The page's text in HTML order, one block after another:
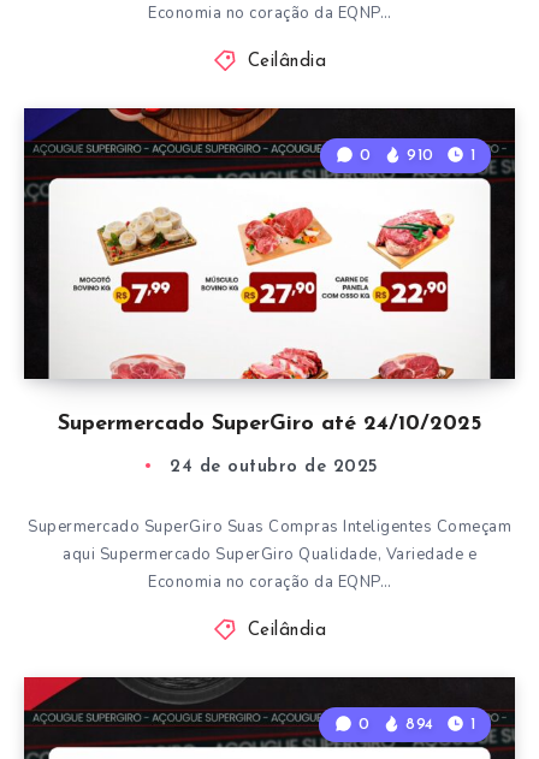
Economia no coração da EQNP…
Ceilândia
Supermercado SuperGiro até 24/10/2025
0 910 1
24 de outubro de 2025
Supermercado SuperGiro Suas Compras Inteligentes Começam
aqui Supermercado SuperGiro Qualidade, Variedade e
Economia no coração da EQNP…
Ceilândia
0 894 1